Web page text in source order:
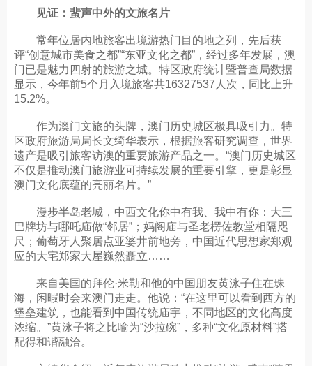
见证：蜚声中外的文旅名片
常年位居内地旅客出境游热门目的地之列，先后获
评“创意城市美食之都”“东亚文化之都”，经过多年发展，澳
门已是魅力四射的旅游之城。特区政府统计暨普查局数据
显示，今年前5个月入境旅客共16327537人次，同比上升
15.2%。
作为澳门文旅的头牌，澳门历史城区极具吸引力。特
区政府旅游局局长文绮华表示，根据旅客研究调查，世界
遗产是吸引旅客访澳的重要旅游产品之一。“澳门历史城区
不仅是推动澳门旅游业可持续发展的重要引擎，更是彰显
澳门文化底蕴的亮丽名片。”
漫步半岛老城，中西文化你中有我、我中有你：大三
巴牌坊与哪吒庙做“邻居”；妈阁庙与圣老楞佐教堂相隔咫
尺；葡萄牙人聚居点亚婆井前地旁，中国近代思想家郑观
应的大宅郑家大屋巍然矗立……
来自美国的拜伦·米勒和他的中国朋友黄泳子住在珠
海，闲暇时会来澳门走走。他说：“在这里可以看到西方的
堡垒建筑，也能看到中国传统庙宇，不同地区的文化高度
浓缩。”黄泳子将之比喻为“沙拉碗”，多种“文化原材料”搭
配得和谐融洽。